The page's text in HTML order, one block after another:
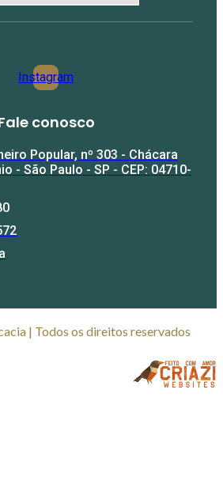
Instagram
conosco​
Popular, nº 303 - Chácara
- São Paulo - SP - CEP: 04710-
| Todos os direitos reservados